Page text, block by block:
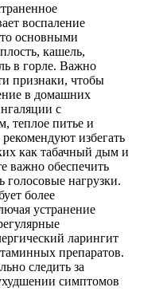
воспаление
основными
кашель,
в горле. Важно
признаки, чтобы
в домашних
с
теплое питье и
избегать
как табачный дым и
важно обеспечить
голосовые нагрузки.
более
устранение
ларингит
препаратов.
следить за
симптомов